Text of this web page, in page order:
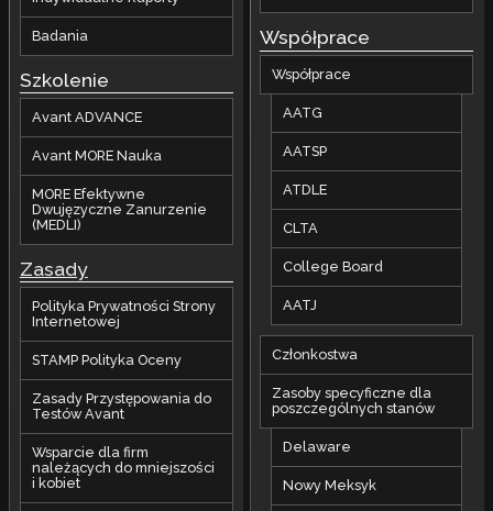
Badania
Szkolenie
Avant ADVANCE
Avant MORE Nauka
MORE Efektywne
Dwujęzyczne Zanurzenie
(MEDLI)
Zasady
Polityka Prywatności Strony
Internetowej
STAMP Polityka Oceny
Zasady Przystępowania do
Testów Avant
Wsparcie dla firm
należących do mniejszości
i kobiet
Współprace
Współprace
AATG
AATSP
ATDLE
CLTA
College Board
AATJ
Członkostwa
Zasoby specyficzne dla
poszczególnych stanów
Delaware
Nowy Meksyk